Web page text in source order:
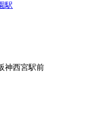
駅
神西宮駅前